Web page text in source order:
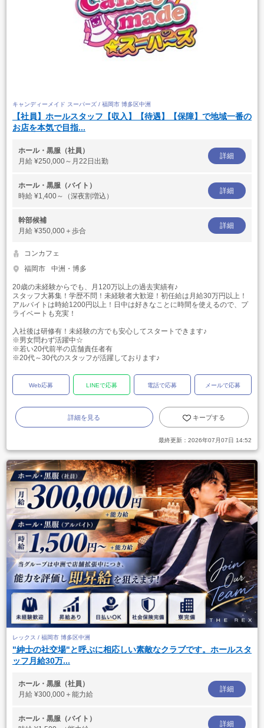
キャンディーメイド スーパーズ / 福岡市 博多区中洲
【社員】ホールスタッフ【収入】【待遇】【保障】で地域一番の
お店を本気で目指...
ホール・黒服（社員）
月給 ¥250,000～月22日出勤
詳細
ホール・黒服（バイト）
時給 ¥1,400～（深夜割増込）
詳細
幹部候補
月給 ¥350,000＋歩合
詳細
コンカフェ
福岡市
中洲・博多
20歳の未経験からでも、月120万以上の過去実績有♪
スタッフ大募集！学歴不問！未経験者大歓迎！初任給は月給30万円以上！
アルバイトは時給1200円以上！日中は好きなことに時間を使えるので、プ
ライベートも充実！
入社後は研修有！未経験の方でも安心してスタートできます♪
※男女問わず活躍中☆
※若い20代前半の店舗責任者有
※20代～30代のスタッフが活躍しております♪
Web応募 LINEで応募 電話で応募 メールで応募
詳細を見る キープする
最終更新： 2026年07月07日 14:52
レックス / 福岡市 博多区中洲
"紳士の社交場"と呼ぶに相応しい素敵なクラブです。ホールスタ
ッフ月給30万...
ホール・黒服（社員）
月給 ¥300,000＋能力給
詳細
ホール・黒服（バイト）
詳細